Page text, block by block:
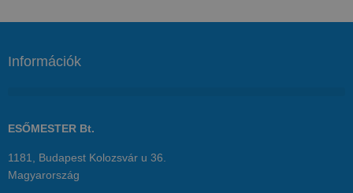
Információk
ESŐMESTER Bt.
1181, Budapest Kolozsvár u 36.
Magyarország